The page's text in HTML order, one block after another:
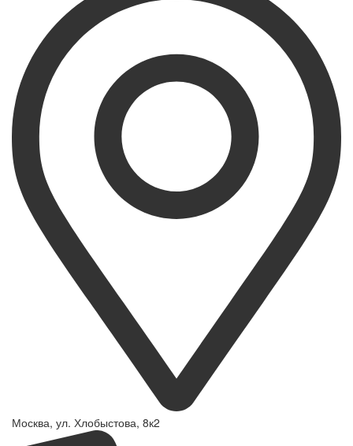
Москва, ул. Хлобыстова, 8к2